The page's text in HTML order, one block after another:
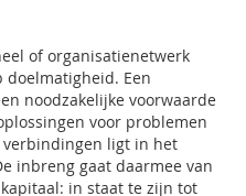
of organisatienetwerk
Een
noodzakelijke voorwaarde
voor problemen
verbindingen ligt in het
inbreng gaat daarmee van
in staat te zijn tot